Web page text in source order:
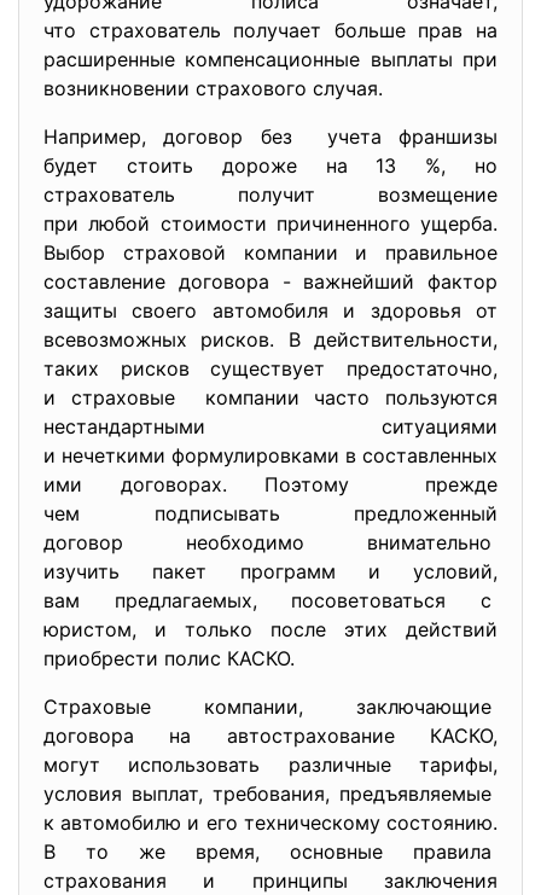
что страхователь получает больше прав на
расширенные компенсационные выплаты при
возникновении страхового случая.
Например, договор без учета франшизы
будет стоить дороже на 13 %, но
страхователь получит возмещение
при любой стоимости причиненного ущерба.
Выбор страховой компании и правильное
составление договора - важнейший фактор
защиты своего автомобиля и здоровья от
всевозможных рисков. В действительности,
таких рисков существует предостаточно,
и страховые компании часто пользуются
нестандартными ситуациями
и нечеткими формулировками в составленных
ими договорах. Поэтому прежде
чем подписывать предложенный
договор необходимо внимательно
изучить пакет программ и условий,
вам предлагаемых, посоветоваться с
юристом, и только после этих действий
приобрести полис КАСКО.
Страховые компании, заключающие
договора на автострахование КАСКО,
могут использовать различные тарифы,
условия выплат, требования, предъявляемые
к автомобилю и его техническому состоянию.
В то же время, основные правила
страхования и принципы заключения